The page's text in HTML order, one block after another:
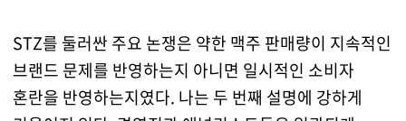
STZ를 둘러싼 주요 논쟁은 약한 맥주 판매량이 지속적인
브랜드 문제를 반영하는지 아니면 일시적인 소비자
혼란을 반영하는지였다. 나는 두 번째 설명에 강하게